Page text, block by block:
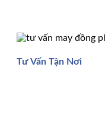
Tư Vấn Tận Nơi